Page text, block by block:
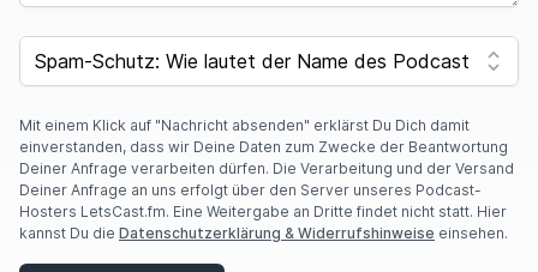
SPAM CAPTCHA
Mit einem Klick auf "Nachricht absenden" erklärst Du Dich damit
einverstanden, dass wir Deine Daten zum Zwecke der Beantwortung
Deiner Anfrage verarbeiten dürfen. Die Verarbeitung und der Versand
Deiner Anfrage an uns erfolgt über den Server unseres Podcast-
Hosters LetsCast.fm. Eine Weitergabe an Dritte findet nicht statt. Hier
kannst Du die Datenschutzerklärung & Widerrufshinweise einsehen.